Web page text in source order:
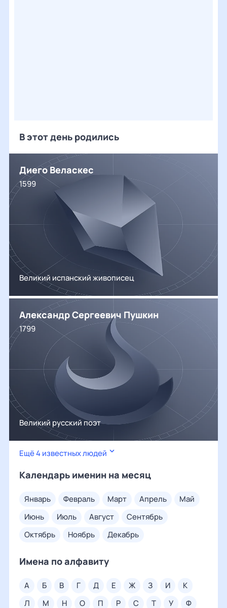
В этот день родились
Диего Веласкес
1599
Великий испанский живописец
Александр Сергеевич Пушкин
1799
Великий русский поэт
Ещё 4 известных людей
Календарь именин на месяц
январь февраль март апрель
май
июнь
июль август
сентябрь
октябрь
ноябрь декабрь
Имена по алфавиту
а б в г д е ж з и
к
л
м н о п р с т у ф